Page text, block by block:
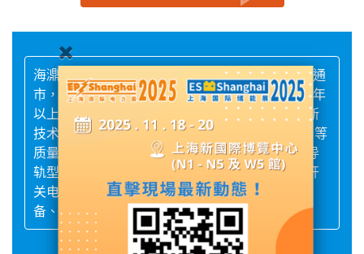
海濎电源(WELL SOURCE) 制造总部位于江苏省南通
市，在大湾区广州设有广州分公司，是一家集 10 年
以上电源行业研发、生产、销售、服务一体的高新
技术制造型企业，取得ISO9001、CCC、UL、CE 等
质量体系和安规认证。电源产品涵盖了机壳型、导
轨型、基板型、模块型、消防应急、光伏储能等开
关电源，广泛应用于工业自动化控制、新能源设
备、医疗设备、特种设备、智能设备等行业。